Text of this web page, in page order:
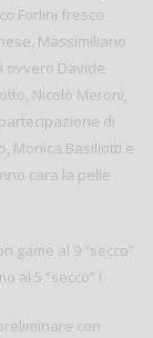
Forlini fresco
Massimiliano
ovvero Davide
Nicolò Meroni,
di
Monica Basiliotti e
cara la pelle
game al 9 “secco”
al 5 “secco” !
con